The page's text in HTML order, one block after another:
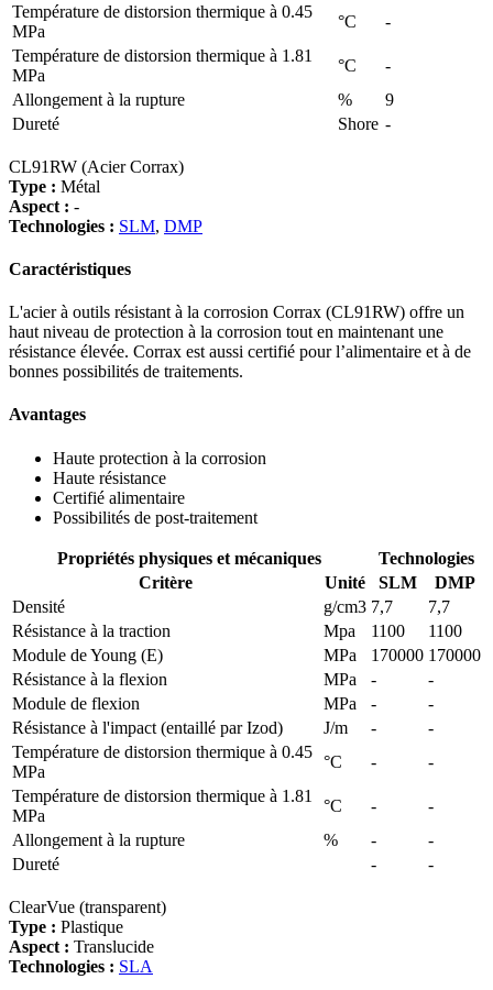
Température de distorsion thermique à 0.45
MPa
°C
-
Température de distorsion thermique à 1.81
MPa
°C
-
Allongement à la rupture
%
9
Dureté
Shore -
CL91RW (Acier Corrax)
Type : Métal
Aspect : -
Technologies : SLM, DMP
Caractéristiques
L'acier à outils résistant à la corrosion Corrax (CL91RW) offre un
haut niveau de protection à la corrosion tout en maintenant une
résistance élevée. Corrax est aussi certifié pour l’alimentaire et à de
bonnes possibilités de traitements.
Avantages
Haute protection à la corrosion
Haute résistance
Certifié alimentaire
Possibilités de post-traitement
Propriétés physiques et mécaniques
Technologies
Critère
Unité SLM
DMP
Densité
g/cm3 7,7
7,7
Résistance à la traction
Mpa 1100
1100
Module de Young (E)
MPa 170000 170000
Résistance à la flexion
MPa -
-
Module de flexion
MPa -
-
Résistance à l'impact (entaillé par Izod)
J/m -
-
Température de distorsion thermique à 0.45
MPa
°C -
-
Température de distorsion thermique à 1.81
MPa
°C -
-
Allongement à la rupture
% -
-
Dureté
- -
ClearVue (transparent)
Type : Plastique
Aspect : Translucide
Technologies : SLA